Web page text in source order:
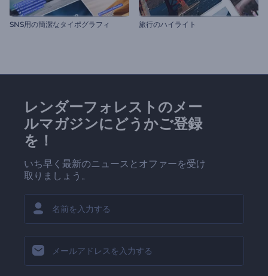
SNS用の簡潔なタイポグラフィ 旅行のハイライト
レンダーフォレストのメー
ルマガジンにどうかご登録
を！
いち早く最新のニュースとオファーを受け
取りましょう。